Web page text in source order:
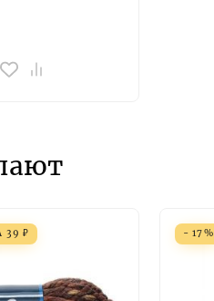
39 ₽ - 17%